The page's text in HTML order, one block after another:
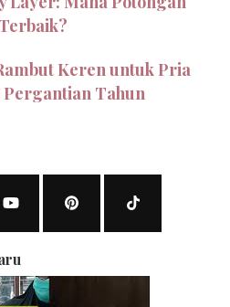
Keren untuk Pria
Pergantian Tahun